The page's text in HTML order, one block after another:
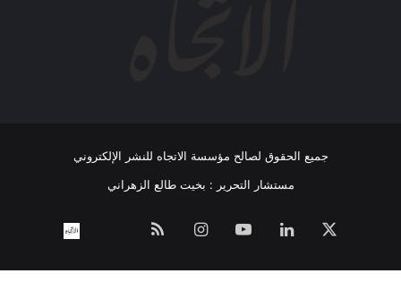
جميع الحقوق لصالح مؤسسة الاتجاه للنشر الإلكتروني
مستشار التحرير : بخيت طالع الزهراني
لينكدإن ‫YouTubeانستقرام
الموقع
نبض
بــنـا